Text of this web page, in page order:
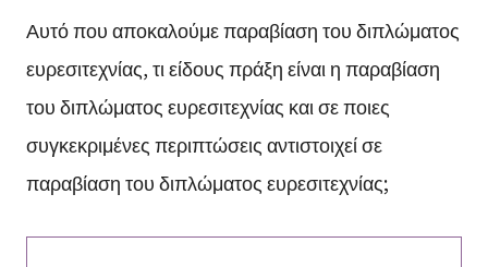
Αυτό που αποκαλούμε παραβίαση του διπλώματος
ευρεσιτεχνίας, τι είδους πράξη είναι η παραβίαση
του διπλώματος ευρεσιτεχνίας και σε ποιες
συγκεκριμένες περιπτώσεις αντιστοιχεί σε
παραβίαση του διπλώματος ευρεσιτεχνίας;